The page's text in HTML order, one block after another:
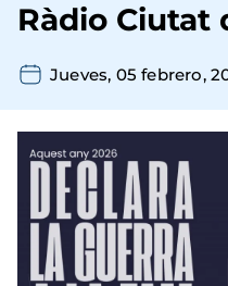
Ràdio Ciutat
Jueves, 05 febrero,